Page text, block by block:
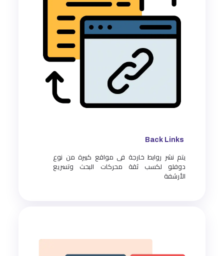
يتم نشر روابط خارجة فى مواقع كبيرة من نوع
دوفلو لكسب ثقة محركات البحث وتسريع
الأرشفة